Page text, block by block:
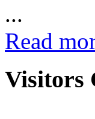
...
Read
Visitors